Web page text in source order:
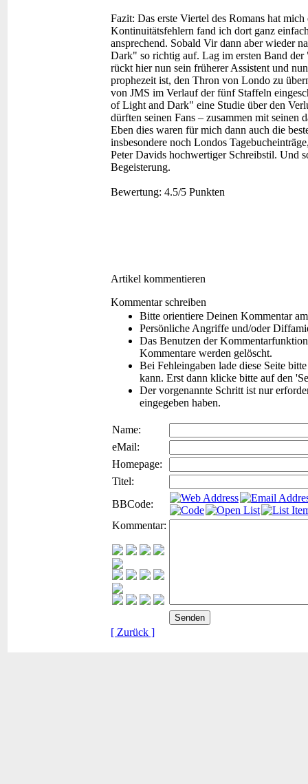
Fazit: Das erste Viertel des Romans hat
Kontinuitätsfehlern fand ich dort ganz
ansprechend. Sobald Vir dann aber wieder
Dark" so richtig auf. Lag im ersten Band
rückt hier nun sein früherer Assistent und
prophezeit ist, den Thron von Londo zu
von JMS im Verlauf der fünf Staffeln
of Light and Dark" eine Studie über den
dürften seinen Fans – zusammen mit seinen
Eben dies waren für mich dann auch die
insbesondere noch Londos
Peter Davids hochwertiger Schreibstil. Und
Begeisterung.
Bewertung: 4.5/5 Punkten
Artikel kommentieren
Kommentar schreiben
Bitte orientiere Deinen Kommentar
Persönliche Angriffe und/oder
Das Benutzen der
Kommentare werden gelöscht.
Bei Fehleingaben lade diese Seite
kann. Erst dann klicke bitte auf den
Der vorgenannte Schritt ist nur
eingegeben haben.
Name:
eMail:
Homepage:
Titel:
BBCode:
Kommentar:
[ Zurück ]